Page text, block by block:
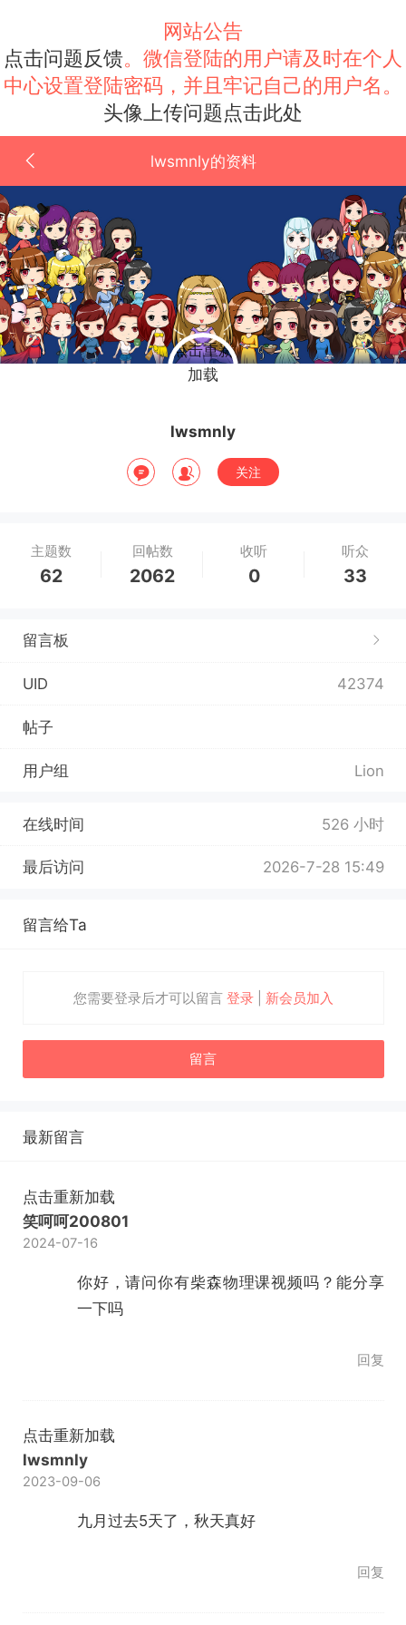
网站公告
点击问题反馈。微信登陆的用户请及时在个人
中心设置登陆密码，并且牢记自己的用户名。
头像上传问题点击此处
lwsmnly的资料
点击重新
加载
lwsmnly
关注
主题数
62
回帖数
2062
收听
0
听众
33
留言板
UID 42374
帖子
用户组 Lion
在线时间 526 小时
最后访问 2026-7-28 15:49
留言给Ta
您需要登录后才可以留言 登录| 新会员加入
留言
最新留言
点击重新加载
笑呵呵200801
2024-07-16
你好，请问你有柴森物理课视频吗？能分享
一下吗
回复
点击重新加载
lwsmnly
2023-09-06
九月过去5天了，秋天真好
回复